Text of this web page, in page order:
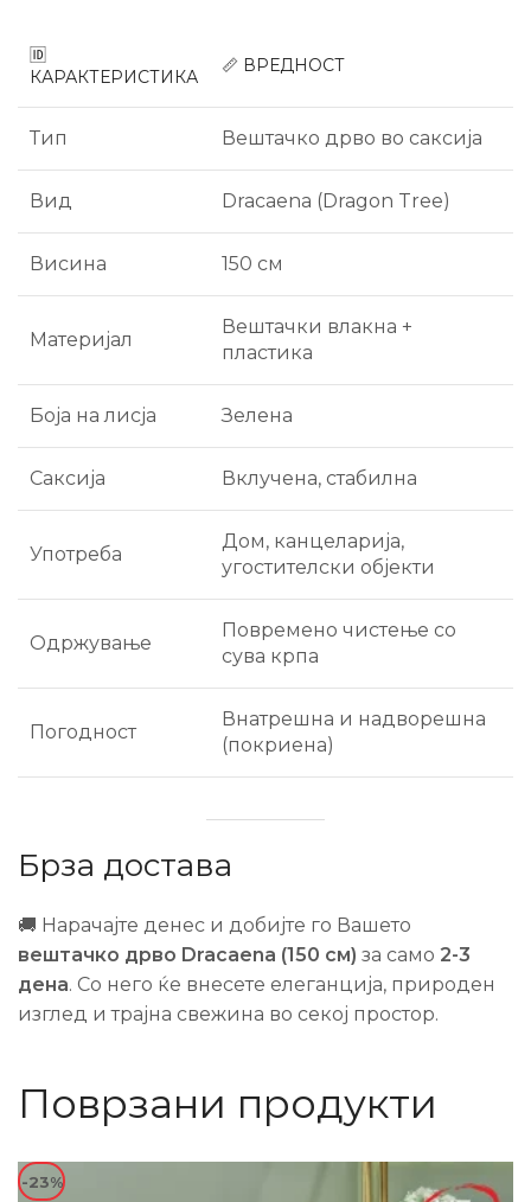
🆔
КАРАКТЕРИСТИКА
📏 ВРЕДНОСТ
Тип Вештачко дрво во саксија
Вид Dracaena (Dragon Tree)
Висина 150 см
Материјал
Вештачки влакна +
пластика
Боја на лисја Зелена
Саксија Вклучена, стабилна
Употреба
Дом, канцеларија,
угостителски објекти
Одржување
Повремено чистење со
сува крпа
Погодност
Внатрешна и надворешна
(покриена)
Брза достава
🚚 Нарачајте денес и добијте го Вашето
вештачко дрво Dracaena (150 см) за само 2-3
дена. Со него ќе внесете елеганција, природен
изглед и трајна свежина во секој простор.
Поврзани продукти
-23%